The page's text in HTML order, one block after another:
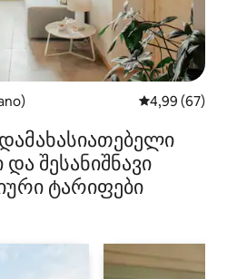
საშუალო
4,99 (67)
შესანიშნავი
ტარიფები